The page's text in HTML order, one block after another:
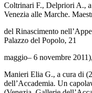
Coltrinari F., Delpriori A.,
Venezia alle Marche.
del Rinascimento
Palazzo del Popolo, 21
maggio– 6 novembre
Manieri Elia G., a cura di
dell’Accademia. Un